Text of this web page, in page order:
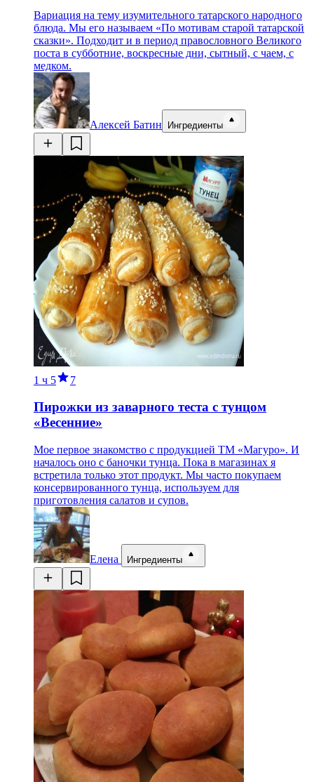
Вариация на тему изумительного татарского народного
блюда. Мы его называем «По мотивам старой татарской
сказки». Подходит и в период правословного Великого
поста в субботние, воскресные дни, сытный, с чаем, с
медком.
Алексей Батин Ингредиенты
1 ч 5 7
Пирожки из заварного теста с тунцом
«Весенние»
Мое первое знакомство с продукцией ТМ «Магуро». И
началось оно с баночки тунца. Пока в магазинах я
встретила только этот продукт. Мы часто покупаем
консервированного тунца, используем для
приготовления салатов и супов.
Елена Ингредиенты